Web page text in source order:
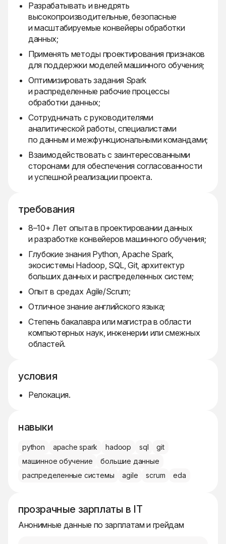
Разрабатывать и внедрять
высокопроизводительные, безопасные
и масштабируемые конвейеры обработки
данных;
Применять методы проектирования признаков
для поддержки моделей машинного обучения;
Оптимизировать задания Spark
и распределенные рабочие процессы
обработки данных;
Сотрудничать с руководителями
аналитической работы, специалистами
по данным и межфункциональными командами;
Взаимодействовать с заинтересованными
сторонами для обеспечения согласованности
и успешной реализации проекта.
требования
8–10+ Лет опыта в проектировании данных
и разработке конвейеров машинного обучения;
Глубокие знания Python, Apache Spark,
экосистемы Hadoop, SQL, Git, архитектур
больших данных и распределенных систем;
Опыт в средах Agile/Scrum;
Отличное знание английского языка;
Степень бакалавра или магистра в области
компьютерных наук, инженерии или смежных
областей.
условия
Релокация.
навыки
python apache spark hadoop sql
git
машинное обучение
большие данные
распределенные системы
agile scrum eda
прозрачные зарплаты в IT
Анонимные данные по зарплатам и грейдам